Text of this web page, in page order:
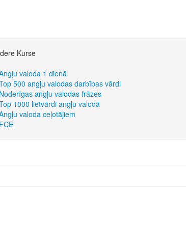
Kurse
valoda 1 dienā
500 angļu valodas darbības vārdi
Noderīgas angļu valodas frāzes
1000 lietvārdi angļu valodā
valoda ceļotājiem
FCE